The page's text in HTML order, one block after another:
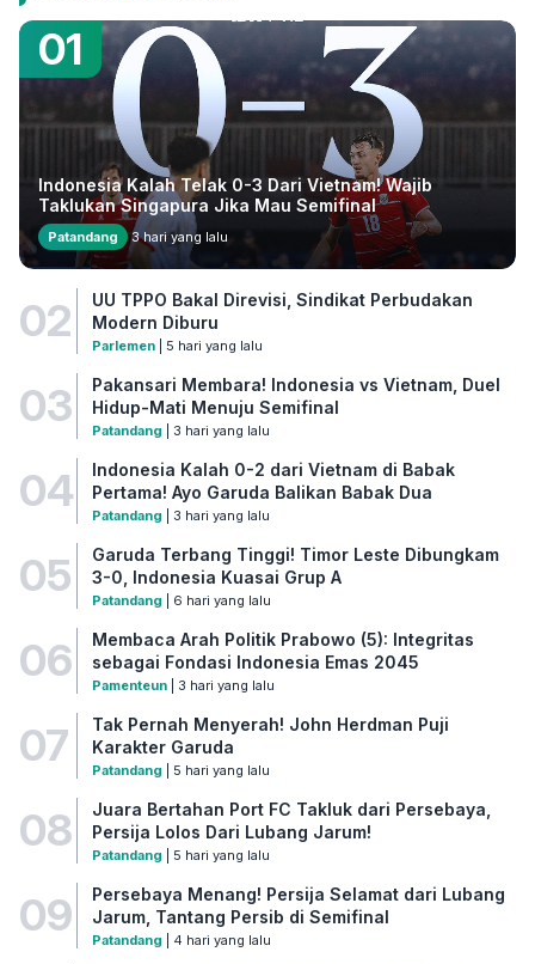
01
Indonesia Kalah Telak 0-3 Dari Vietnam! Wajib
Taklukan Singapura Jika Mau Semifinal
Patandang 3 hari yang lalu
02
UU TPPO Bakal Direvisi, Sindikat Perbudakan
Modern Diburu
Parlemen| 5 hari yang lalu
03
Pakansari Membara! Indonesia vs Vietnam, Duel
Hidup-Mati Menuju Semifinal
Patandang | 3 hari yang lalu
04
Indonesia Kalah 0-2 dari Vietnam di Babak
Pertama! Ayo Garuda Balikan Babak Dua
Patandang | 3 hari yang lalu
05
Garuda Terbang Tinggi! Timor Leste Dibungkam
3-0, Indonesia Kuasai Grup A
Patandang | 6 hari yang lalu
06
Membaca Arah Politik Prabowo (5): Integritas
sebagai Fondasi Indonesia Emas 2045
Pamenteun| 3 hari yang lalu
07
Tak Pernah Menyerah! John Herdman Puji
Karakter Garuda
Patandang | 5 hari yang lalu
08
Juara Bertahan Port FC Takluk dari Persebaya,
Persija Lolos Dari Lubang Jarum!
Patandang | 5 hari yang lalu
09
Persebaya Menang! Persija Selamat dari Lubang
Jarum, Tantang Persib di Semifinal
Patandang | 4 hari yang lalu